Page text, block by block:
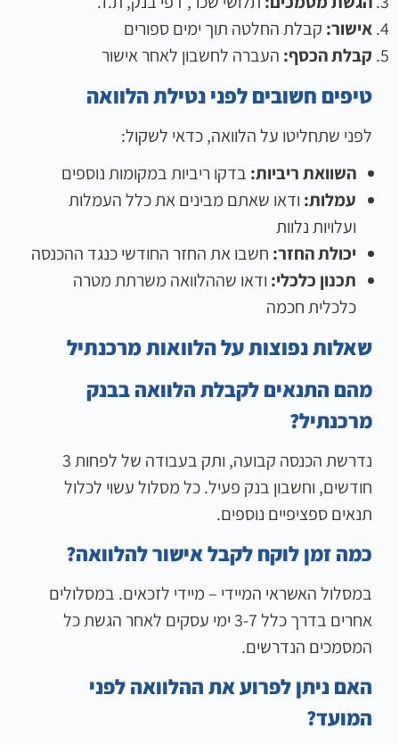
אישור: קבלת החלטה תוך ימים ספורים
קבלת הכסף: העברה לחשבון לאחר אישור
טיפים חשובים לפני נטילת הלוואה
לפני שתחליטו על הלוואה, כדאי לשקול:
השוואת ריביות: בדקו ריביות במקומות נוספים
עמלות: ודאו שאתם מבינים את כלל העמלות
ועלויות נלוות
יכולת החזר: חשבו את החזר החודשי כנגד ההכנסה
תכנון כלכלי: ודאו שההלוואה משרתת מטרה
כלכלית חכמה
שאלות נפוצות על הלוואות מרכנתיל
מהם התנאים לקבלת הלוואה בבנק
מרכנתיל?
נדרשת הכנסה קבועה, ותק בעבודה של לפחות 3
חודשים, וחשבון בנק פעיל. כל מסלול עשוי לכלול
תנאים ספציפיים נוספים.
כמה זמן לוקח לקבל אישור להלוואה?
במסלול האשראי המיידי – מיידי לזכאים. במסלולים
אחרים בדרך כלל 3-7 ימי עסקים לאחר הגשת כל
המסמכים הנדרשים.
האם ניתן לפרוע את ההלוואה לפני
המועד?